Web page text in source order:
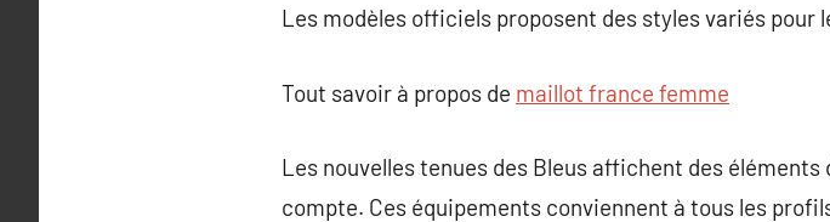
Les modèles officiels proposent des styles variés pour
Tout savoir à propos de maillot france femme
Les nouvelles tenues des Bleus affichent des
compte. Ces équipements conviennent à tous les